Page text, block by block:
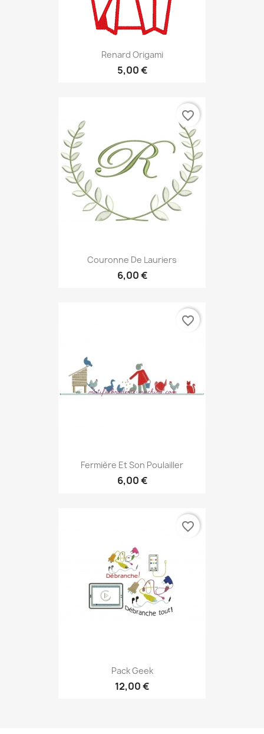
Renard Origami
5,00 €
Couronne De Lauriers
6,00 €
favorite_border
Fermière Et Son Poulailler
6,00 €
favorite_border
Pack Geek
12,00 €
favorite_border